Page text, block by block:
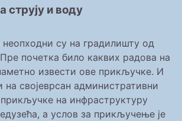
струју и воду
неопходни су на градилишту од
почетка било каквих радова на
извести ове прикључке. И
на својеврсан административни
на инфраструктуру
а услов за прикључење је